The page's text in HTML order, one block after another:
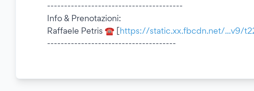
----------------------------------------
Info & Prenotazioni:
Raffaele Petris ☎ [https://static.xx.fbcdn.net/...v9/
--------------------------------------